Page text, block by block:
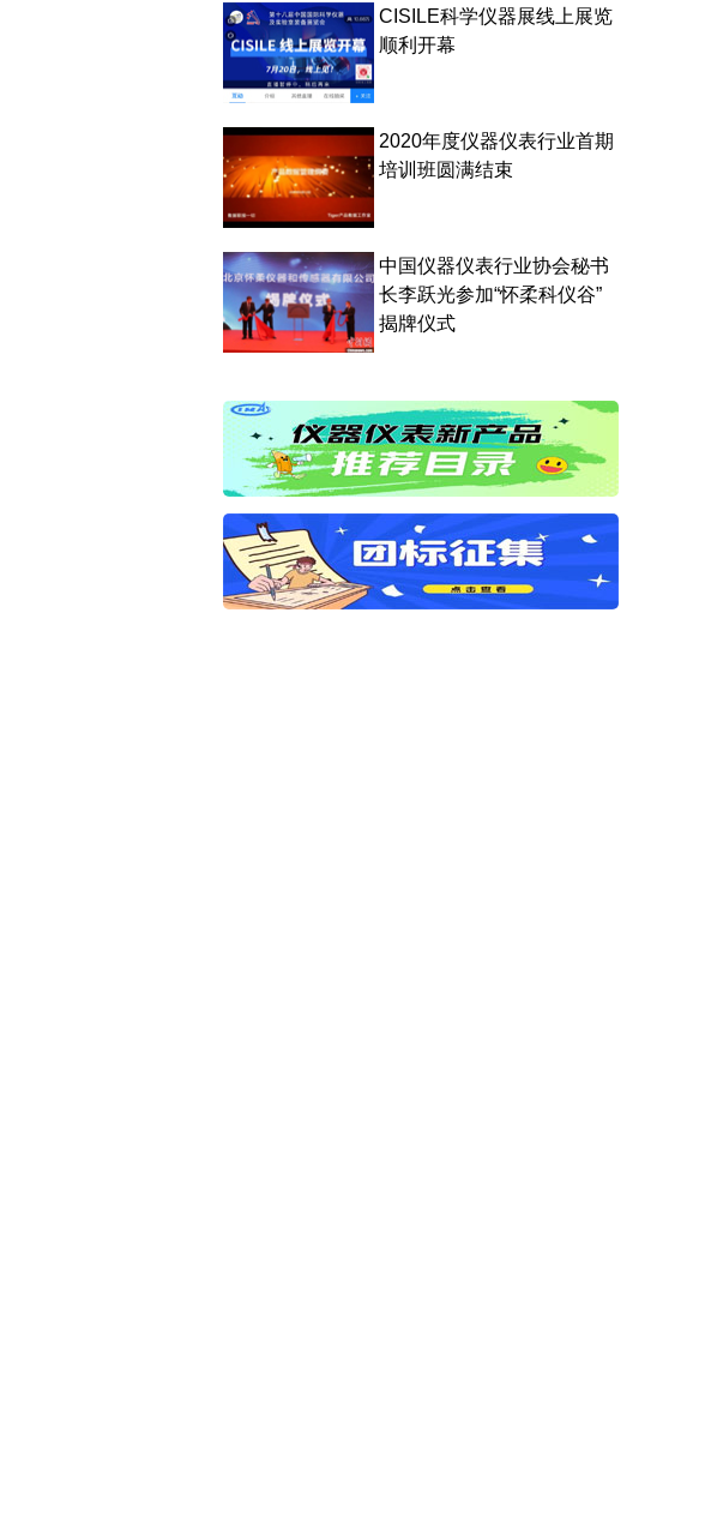
CISILE科学仪器展线上展览
顺利开幕
2020年度仪器仪表行业首期
培训班圆满结束
中国仪器仪表行业协会秘书
长李跃光参加“怀柔科仪谷”
揭牌仪式